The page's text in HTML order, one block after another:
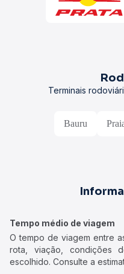
Terminais
Bauru
Tempo médio de viagem
O tempo de viagem entre
rota, viação, condições
escolhido. Consulte a